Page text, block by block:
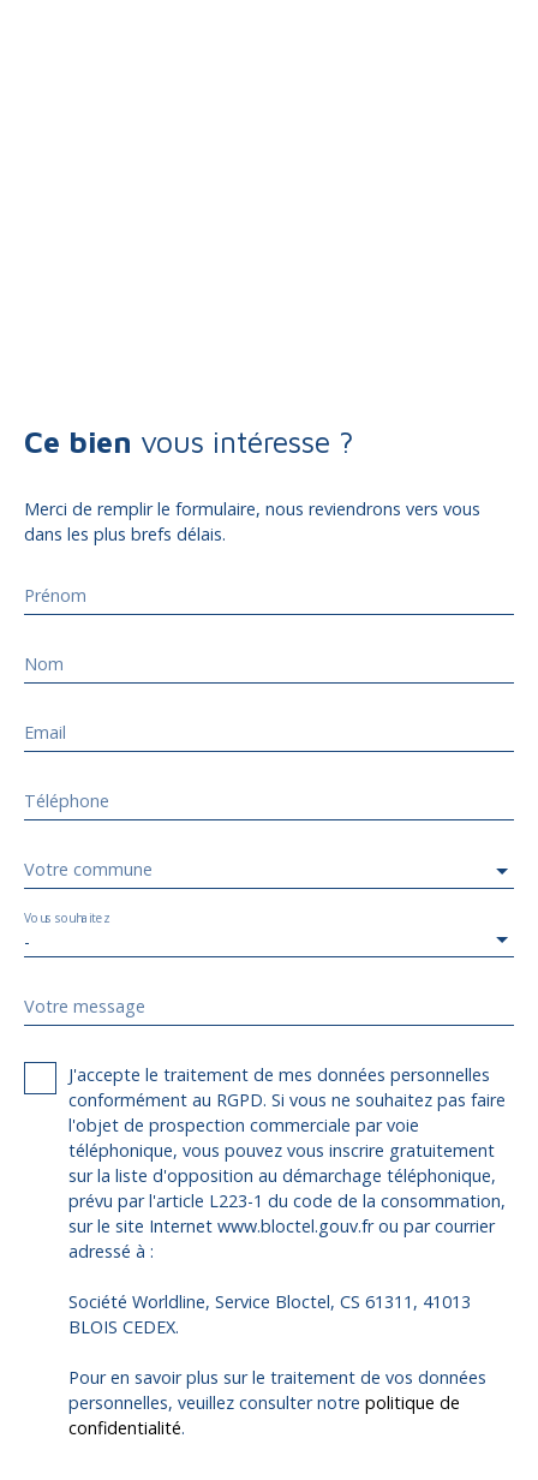
Ce bien vous intéresse ?
Merci de remplir le formulaire, nous reviendrons vers vous
dans les plus brefs délais.
Prénom
Nom
Email
Téléphone
Votre commune
-
Vous souhaitez
Votre message
J'accepte le traitement de mes données personnelles
conformément au RGPD. Si vous ne souhaitez pas faire
l'objet de prospection commerciale par voie
téléphonique, vous pouvez vous inscrire gratuitement
sur la liste d'opposition au démarchage téléphonique,
prévu par l'article L223-1 du code de la consommation,
sur le site Internet www.bloctel.gouv.fr ou par courrier
adressé à :
Société Worldline, Service Bloctel, CS 61311, 41013
BLOIS CEDEX.
Pour en savoir plus sur le traitement de vos données
personnelles, veuillez consulter notre politique de
confidentialité.